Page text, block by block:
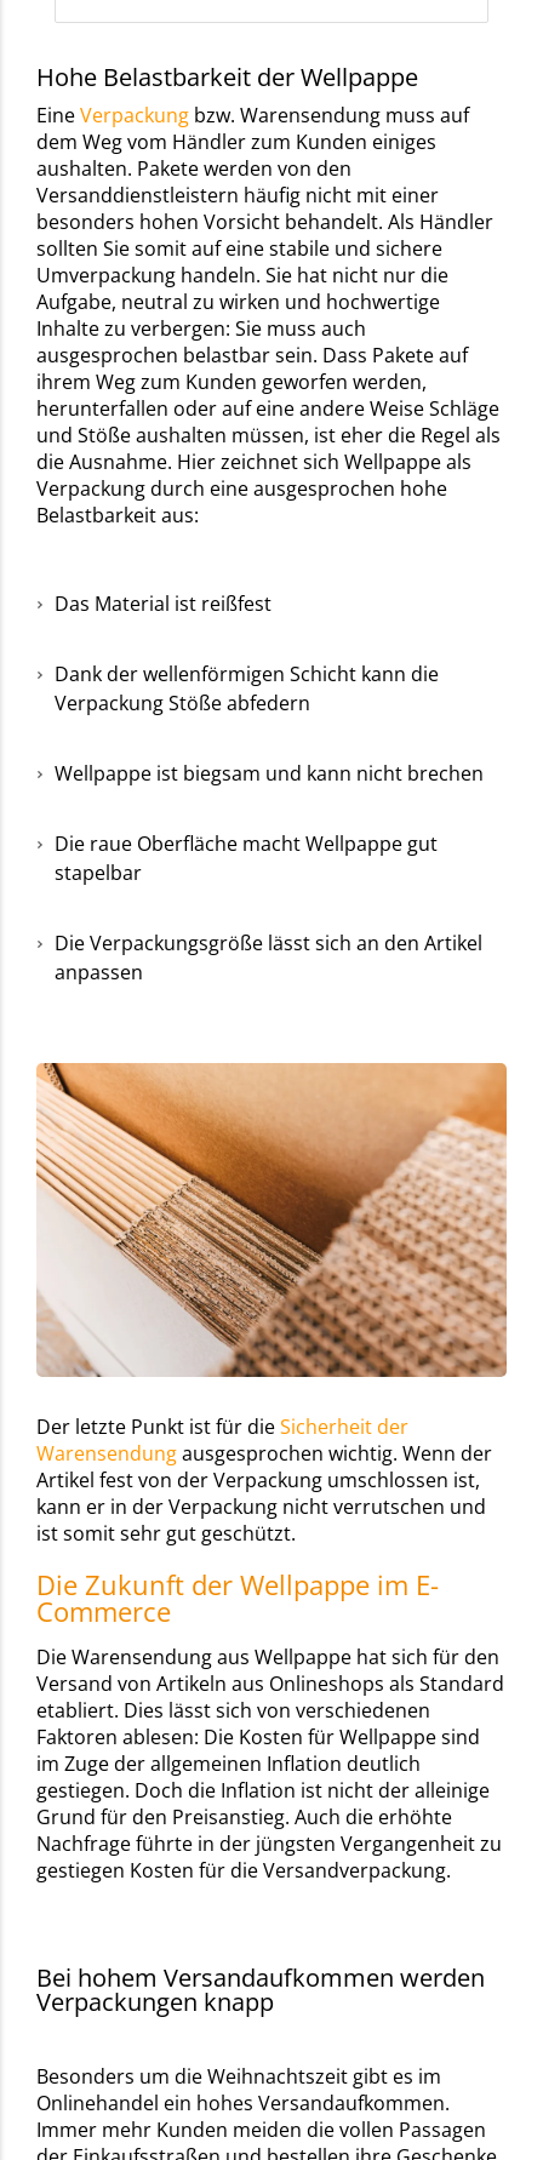
Hohe Belastbarkeit der Wellpappe
EineVerpackung bzw. Warensendung muss auf
dem Weg vom Händler zum Kunden einiges
aushalten. Pakete werden von den
Versanddienstleistern häufig nicht mit einer
besonders hohen Vorsicht behandelt. Als Händler
sollten Sie somit auf eine stabile und sichere
Umverpackung handeln. Sie hat nicht nur die
Aufgabe, neutral zu wirken und hochwertige
Inhalte zu verbergen: Sie muss auch
ausgesprochen belastbar sein. Dass Pakete auf
ihrem Weg zum Kunden geworfen werden,
herunterfallen oder auf eine andere Weise Schläge
und Stöße aushalten müssen, ist eher die Regel als
die Ausnahme. Hier zeichnet sich Wellpappe als
Verpackung durch eine ausgesprochen hohe
Belastbarkeit aus:
Das Material ist reißfest
Dank der wellenförmigen Schicht kann die
Verpackung Stöße abfedern
Wellpappe ist biegsam und kann nicht brechen
Die raue Oberfläche macht Wellpappe gut
stapelbar
Die Verpackungsgröße lässt sich an den Artikel
anpassen
Der letzte Punkt ist für dieSicherheit der
Warensendungausgesprochen wichtig. Wenn der
Artikel fest von der Verpackung umschlossen ist,
kann er in der Verpackung nicht verrutschen und
ist somit sehr gut geschützt.
Die Zukunft der Wellpappe im E-
Commerce
Die Warensendung aus Wellpappe hat sich für den
Versand von Artikeln aus Onlineshops als Standard
etabliert. Dies lässt sich von verschiedenen
Faktoren ablesen: Die Kosten für Wellpappe sind
im Zuge der allgemeinen Inflation deutlich
gestiegen. Doch die Inflation ist nicht der alleinige
Grund für den Preisanstieg. Auch die erhöhte
Nachfrage führte in der jüngsten Vergangenheit zu
gestiegen Kosten für die Versandverpackung.
Bei hohem Versandaufkommen werden
Verpackungen knapp
Besonders um die Weihnachtszeit gibt es im
Onlinehandel ein hohes Versandaufkommen.
Immer mehr Kunden meiden die vollen Passagen